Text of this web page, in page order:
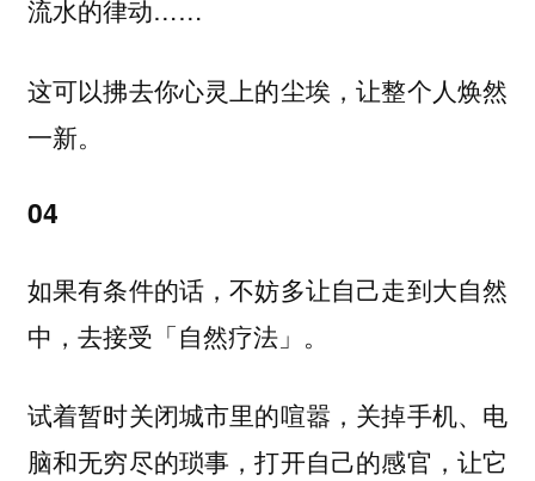
流水的律动……
这可以拂去你心灵上的尘埃，让整个人焕然
一新。
04
如果有条件的话，不妨多让自己走到大自然
中，去接受 「自然疗法」。
试着暂时关闭城市里的喧嚣，关掉手机、电
脑和无穷尽的琐事，打开自己的感官，让它